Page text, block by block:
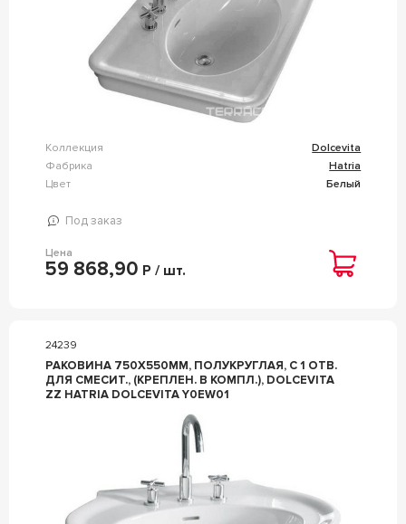
Коллекция
Dolcevita
Фабрика
Hatria
Цвет
Белый
Под заказ
Цена
59 868,90 Р / шт.
24239
РАКОВИНА 750Х550ММ, ПОЛУКРУГЛАЯ, С 1 ОТВ.
ДЛЯ СМЕСИТ., (КРЕПЛЕН. В КОМПЛ.), DOLCEVITA
ZZ HATRIA DOLCEVITA Y0EW01